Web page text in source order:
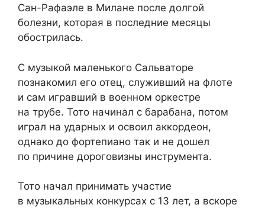
Сан-Рафаэле в Милане после долгой
болезни, которая в последние месяцы
обострилась.
С музыкой маленького Сальваторе
познакомил его отец, служивший на флоте
и сам игравший в военном оркестре
на трубе. Тото начинал с барабана, потом
играл на ударных и освоил аккордеон,
однако до фортепиано так и не дошел
по причине дороговизны инструмента.
Тото начал принимать участие
в музыкальных конкурсах с 13 лет, а вскоре